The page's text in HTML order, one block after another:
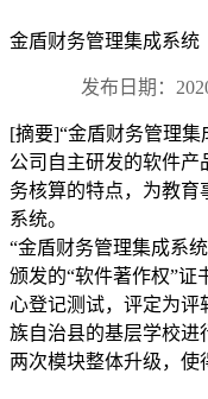
金盾财务管理集成系统
发布日期：
[摘要]“金盾财务管理
公司自主研发的软件
务核算的特点，为教
系统。
“金盾财务管理集成系
颁发的“软件著作权”证
心登记测试，评定为评
族自治县的基层学校进
两次模块整体升级，使